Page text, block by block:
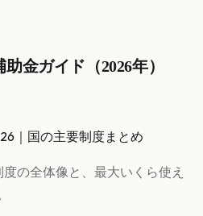
金ガイド（2026年）
｜国の主要制度まとめ
の全体像と、最大いくら使え